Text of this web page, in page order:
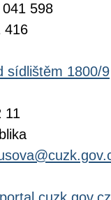
598
416
sídlištěm 1800/9
11